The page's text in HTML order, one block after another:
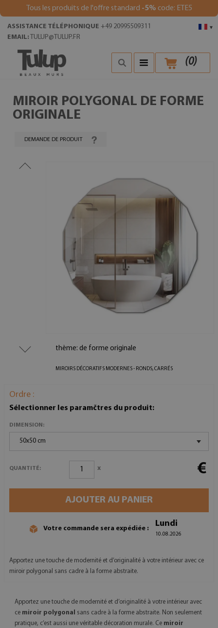
Tous les produits de l'offre standard -5% code: ETE5
▾
ASSISTANCE TÉLÉPHONIQUE +49 20995509311
EMAIL: TULUP@TULUP.FR
(0)
MIROIR POLYGONAL DE FORME
ORIGINALE
DEMANDE DE PRODUIT
thème: de forme originale
MIROIRS DÉCORATIFS MODERNES - RONDS, CARRÉS
Ordre :
Sélectionner les paramčtres du produit:
DIMENSION:
50x50 cm
QUANTITÉ: x €
AJOUTER AU PANIER
Votre commande sera expédiée :
Lundi
10.08.2026
Apportez une touche de modernité et d’originalité à votre intérieur avec ce
miroir polygonal sans cadre à la forme abstraite.
Apportez une touche de modernité et d’originalité à votre intérieur avec
ce miroir polygonal
sans cadre à la forme abstraite. Non seulement
pratique, c’est aussi une véritable décoration murale. Ce miroir